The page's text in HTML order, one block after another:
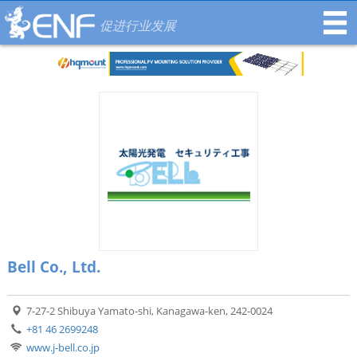
促进行业发展
Bell Co., Ltd.
7-27-2 Shibuya Yamato-shi, Kanagawa-ken, 242-0024
+81 46 2699248
www.j-bell.co.jp